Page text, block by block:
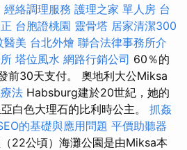
經絡調理服務 護理之家 單人房 台
台胞證桃園 靈骨塔 居家清潔300
醫美 台北外燴 聯合法律事務所介
塔位風水 網路行銷公司 60％的
前30天支付。 奧地利大公Miksa
法 Habsburg建於20世紀，她的
白色大理石的比利時公主。 抓姦
的基礎與應用問題 平價助聽器
22公頃）海灘公園是由Miksa本